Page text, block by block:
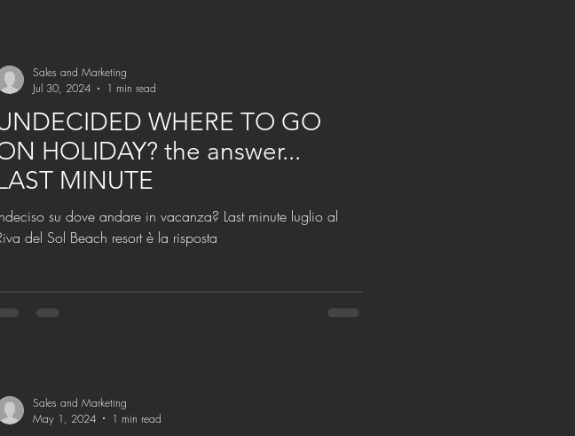
WHERE TO GO
HOLIDAY? the answer...
MINUTE
su dove andare in vacanza? Last minute luglio al
del Sol Beach resort è la risposta
Sales and Marketing
Jul 30, 2024
1 min read
Sales and Marketing
May 1, 2024
1 min read